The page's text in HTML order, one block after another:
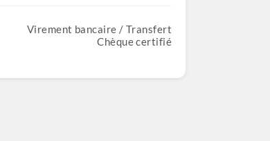
Virement bancaire / Transfert
Chèque certifié